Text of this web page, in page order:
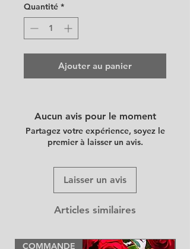
Quantité *
Ajouter au panier
Aucun avis pour le moment
Partagez votre expérience, soyez le
premier à laisser un avis.
Laisser un avis
Articles similaires
COMMANDE